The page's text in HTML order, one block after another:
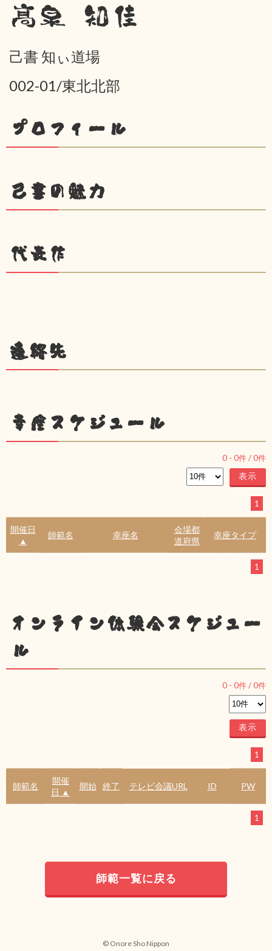
髙泉 知佳
己書 知ぃ道場
002-01/東北北部
プロフィール
己書の魅力
代表作
連絡先
幸座スケジュール
0 - 0件 /0件
1
開催日
▲
師範名 幸座名
会場都
道府県
幸座タイプ
1
オンライン体験会スケジュー
ル
0 - 0件 /0件
1
師範名
開催
日 ▲
開始 終了 テレビ会議URL ID PW
1
師範一覧に戻る
© Onore Sho Nippon